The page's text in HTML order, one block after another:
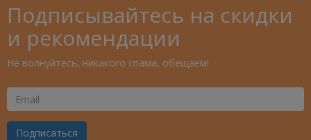
Подписывайтесь на скидки
и рекомендации
Не волнуйтесь, никакого спама, обещаем!
Ваш
Email
Подписаться